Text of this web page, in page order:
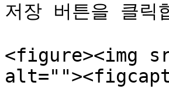
저장 버튼을 클릭
<figure><img